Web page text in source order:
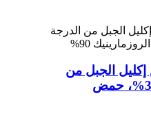
الجبل من
الدرجة التجميلية 30%، حمض